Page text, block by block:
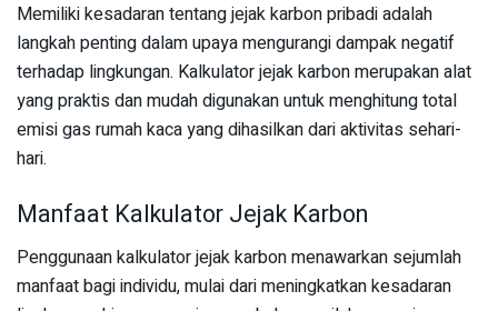
Memiliki kesadaran tentang jejak karbon pribadi adalah
langkah penting dalam upaya mengurangi dampak negatif
terhadap lingkungan. Kalkulator jejak karbon merupakan alat
yang praktis dan mudah digunakan untuk menghitung total
emisi gas rumah kaca yang dihasilkan dari aktivitas sehari-
hari.
Manfaat Kalkulator Jejak Karbon
Penggunaan kalkulator jejak karbon menawarkan sejumlah
manfaat bagi individu, mulai dari meningkatkan kesadaran